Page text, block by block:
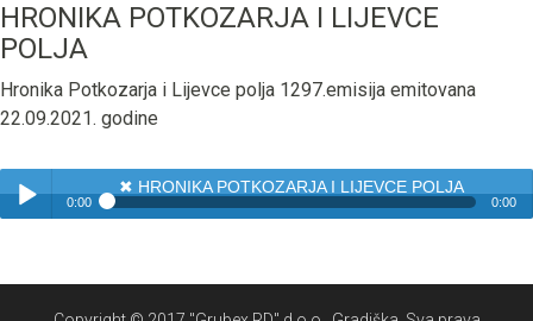
HRONIKA POTKOZARJA I LIJEVCE
POLJA
Hronika Potkozarja i Lijevce polja 1297.emisija emitovana
22.09.2021. godine
✖ HRONIKA POTKOZARJA I LIJEVCE POLJA
0:00 0:00